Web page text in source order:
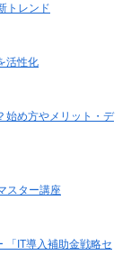
トレンド
活性化
始め方やメリット・デ
スター講座
「IT導入補助金戦略セ